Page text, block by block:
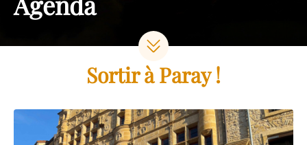
Sortir à Paray !